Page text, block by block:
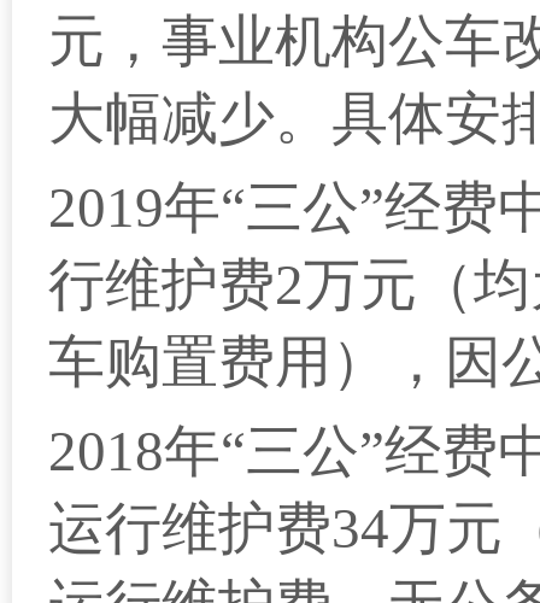
元，事业机构公车
大幅减少。具体安
2019年“三公”经费
行维护费2万元（
车购置费用），因
2018年“三公”经费
运行维护费34万元